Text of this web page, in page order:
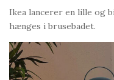
Ikea lancerer en lille og
hænges i brusebadet.